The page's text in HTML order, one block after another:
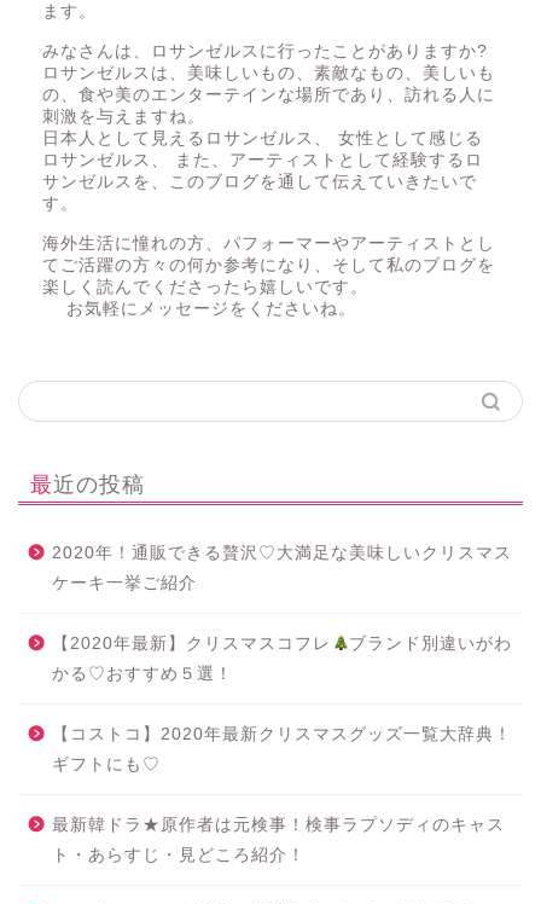
ます。
みなさんは、ロサンゼルスに行ったことがありますか?
ロサンゼルスは、美味しいもの、素敵なもの、美しいも
の、食や美のエンターテインな場所であり、訪れる人に
刺激を与えますね。
日本人として見えるロサンゼルス、 女性として感じる
ロサンゼルス、 また、アーティストとして経験するロ
サンゼルスを、このブログを通して伝えていきたいで
す。
海外生活に憧れの方、パフォーマーやアーティストとし
てご活躍の方々の何か参考になり、そして私のブログを
楽しく読んでくださったら嬉しいです。
お気軽にメッセージをくださいね。
最近の投稿
2020年！通販できる贅沢♡大満足な美味しいクリスマス
ケーキ一挙ご紹介
【2020年最新】クリスマスコフレ
ブランド別違いがわ
かる♡おすすめ５選！
【コストコ】2020年最新クリスマスグッズ一覧大辞典！
ギフトにも♡
最新韓ドラ★原作者は元検事！検事ラプソディのキャス
ト・あらすじ・見どころ紹介！